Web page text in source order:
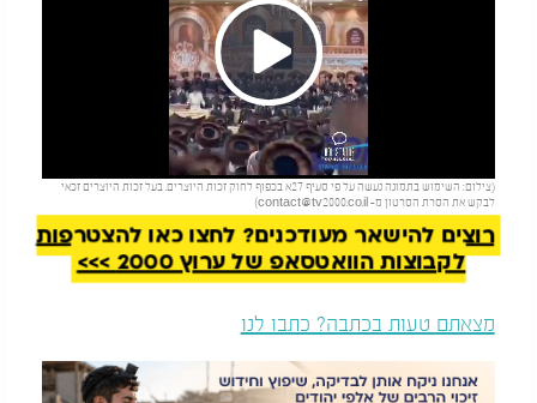
Play
Video
(צילום: השימוש בתמונה נעשה על פי סעיף 27א בכפוף לחוק זכות היוצרים. בעל זכות היוצרים זכאי
לבקש את הסרת הסרטון מ- contact@tv2000.co.il
)
להמשך קריאה
רוצים להישאר מעודכנים? לחצו כאן להצטרפות
לקבוצות הוואטסאפ של ערוץ 2000 >>>
מצאתם טעות בכתבה? כתבו לנו